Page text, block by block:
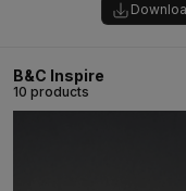
B&C Inspire
10 products